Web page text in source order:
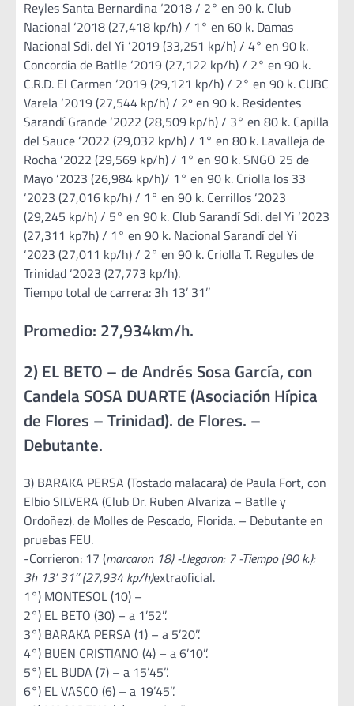
Reyles Santa Bernardina ‘2018 / 2° en 90 k. Club
Nacional ‘2018 (27,418 kp/h) / 1° en 60 k. Damas
Nacional Sdi. del Yi ‘2019 (33,251 kp/h) / 4° en 90 k.
Concordia de Batlle ‘2019 (27,122 kp/h) / 2° en 90 k.
C.R.D. El Carmen ‘2019 (29,121 kp/h) / 2° en 90 k. CUBC
Varela ‘2019 (27,544 kp/h) / 2º en 90 k. Residentes
Sarandí Grande ‘2022 (28,509 kp/h) / 3° en 80 k. Capilla
del Sauce ‘2022 (29,032 kp/h) / 1° en 80 k. Lavalleja de
Rocha ‘2022 (29,569 kp/h) / 1° en 90 k. SNGO 25 de
Mayo ‘2023 (26,984 kp/h)/ 1° en 90 k. Criolla los 33
‘2023 (27,016 kp/h) / 1° en 90 k. Cerrillos ‘2023
(29,245 kp/h) / 5° en 90 k. Club Sarandí Sdi. del Yi ‘2023
(27,311 kp7h) / 1° en 90 k. Nacional Sarandí del Yi
‘2023 (27,011 kp/h) / 2° en 90 k. Criolla T. Regules de
Trinidad ‘2023 (27,773 kp/h).
Tiempo total de carrera: 3h 13’ 31’’
Promedio: 27,934km/h.
2) EL BETO – de Andrés Sosa García, con
Candela SOSA DUARTE (Asociación Hípica
de Flores – Trinidad). de Flores. –
Debutante.
3) BARAKA PERSA (Tostado malacara) de Paula Fort, con
Elbio SILVERA (Club Dr. Ruben Alvariza – Batlle y
Ordoñez). de Molles de Pescado, Florida. – Debutante en
pruebas FEU.
-Corrieron: 17 (marcaron 18) -Llegaron: 7 -Tiempo (90 k.):
3h 13’ 31’’ (27,934 kp/h)extraoficial.
1°) MONTESOL (10) –
2°) EL BETO (30) – a 1’52’’.
3°) BARAKA PERSA (1) – a 5’20’’.
4°) BUEN CRISTIANO (4) – a 6’10’’.
5°) EL BUDA (7) – a 15’45’’.
6°) EL VASCO (6) – a 19’45’’.